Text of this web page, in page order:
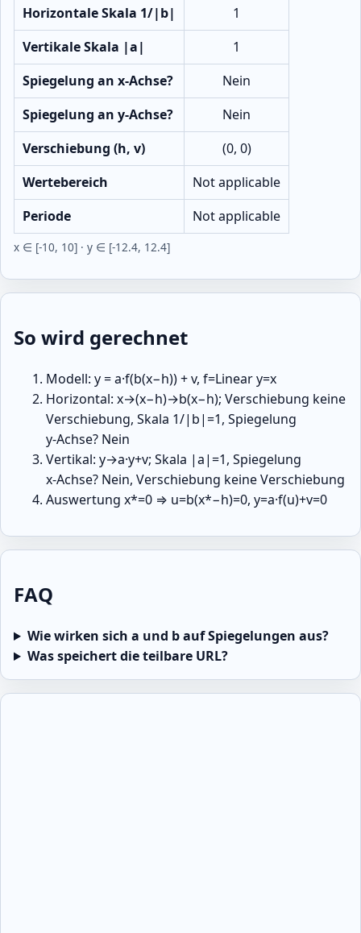
Horizontale Skala 1/|b|
1
Vertikale Skala |a|
1
Spiegelung an x‑Achse?
Nein
Spiegelung an y‑Achse?
Nein
Verschiebung (h, v)
(0, 0)
Wertebereich
Not applicable
Periode
Not applicable
x ∈ [-10, 10] · y ∈ [-12.4, 12.4]
So wird gerechnet
Modell: y = a·f(b(x−h)) + v, f=Linear y=x
Horizontal: x→(x−h)→b(x−h); Verschiebung keine
Verschiebung, Skala 1/|b|=1, Spiegelung
y‑Achse? Nein
Vertikal: y→a·y+v; Skala |a|=1, Spiegelung
x‑Achse? Nein, Verschiebung keine Verschiebung
Auswertung x*=0 ⇒ u=b(x*−h)=0, y=a·f(u)+v=0
FAQ
Wie wirken sich a und b auf Spiegelungen aus?
Was speichert die teilbare URL?